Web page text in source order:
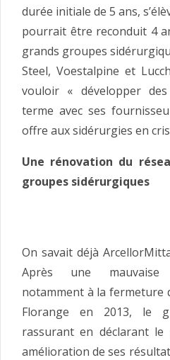
durée initiale de 5 ans,
pourrait être reconduit 4
grands groupes
Steel, Voestalpine et
vouloir « développer
terme avec ses
offre aux sidérurgies en
Une rénovation du
groupes sidérurgiques
On savait déjà
Après une mauvaise
notamment à la fermeture
Florange en 2013, le
rassurant en déclarant
amélioration de ses